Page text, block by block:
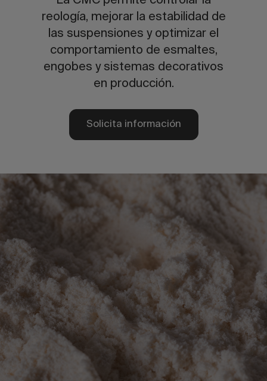
reología, mejorar la estabilidad de
las suspensiones y optimizar el
comportamiento de esmaltes,
engobes y sistemas decorativos
en producción.
Solicita información